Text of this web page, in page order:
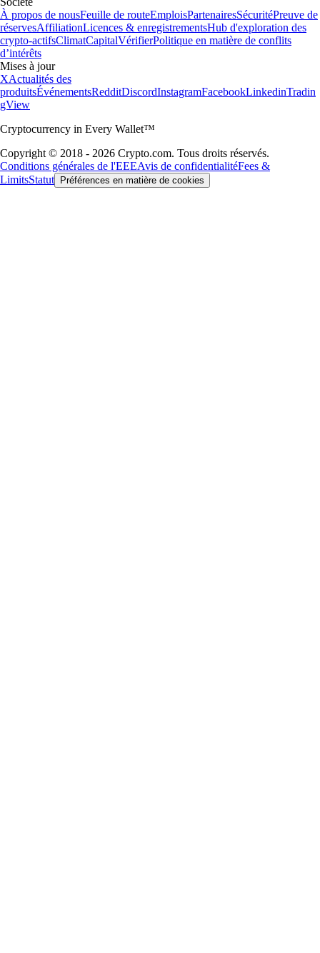
À propos de nousFeuille de routeEmploisPartenairesSécuritéPreuve de
réservesAffiliationLicences & enregistrementsHub d'exploration des
crypto-actifsClimatCapitalVérifierPolitique en matière de conflits
d’intérêts
Mises à jour
XActualités des
produitsÉvénementsRedditDiscordInstagramFacebookLinkedinTradin
gView
Cryptocurrency in Every Wallet™
Copyright © 2018 - 2026 Crypto.com. Tous droits réservés.
Conditions générales de l'EEEAvis de confidentialitéFees &
LimitsStatut Préférences en matière de cookies